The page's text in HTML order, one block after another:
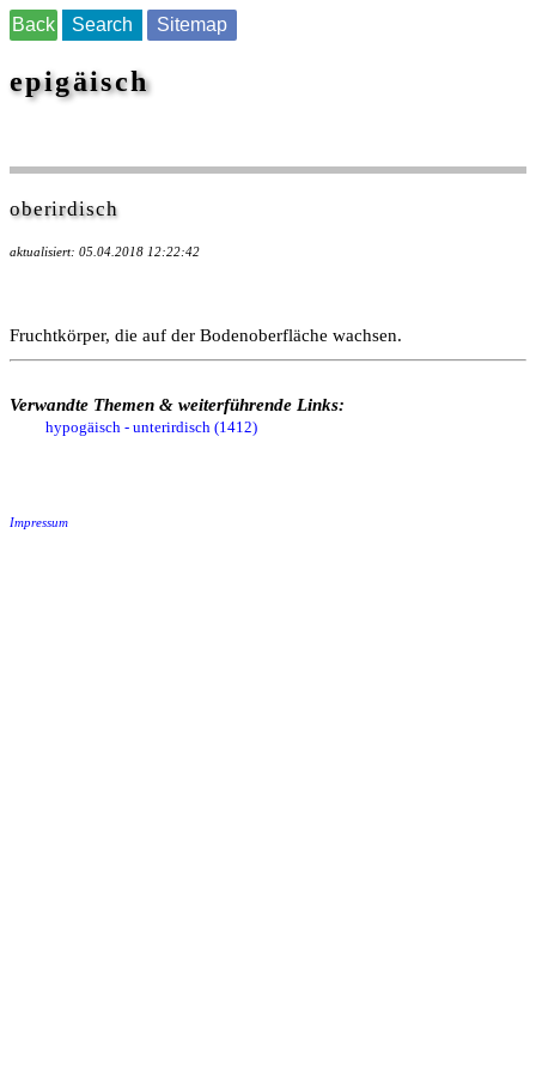
Back Search Sitemap
epigäisch
oberirdisch
aktualisiert: 05.04.2018 12:22:42
Fruchtkörper, die auf der Bodenoberfläche wachsen.
Verwandte Themen & weiterführende Links:
hypogäisch - unterirdisch (1412)
Impressum